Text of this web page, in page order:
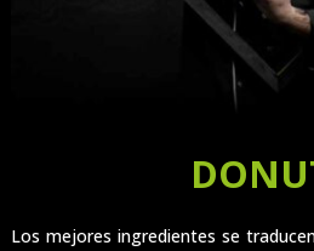
Los mejores ingredientes se